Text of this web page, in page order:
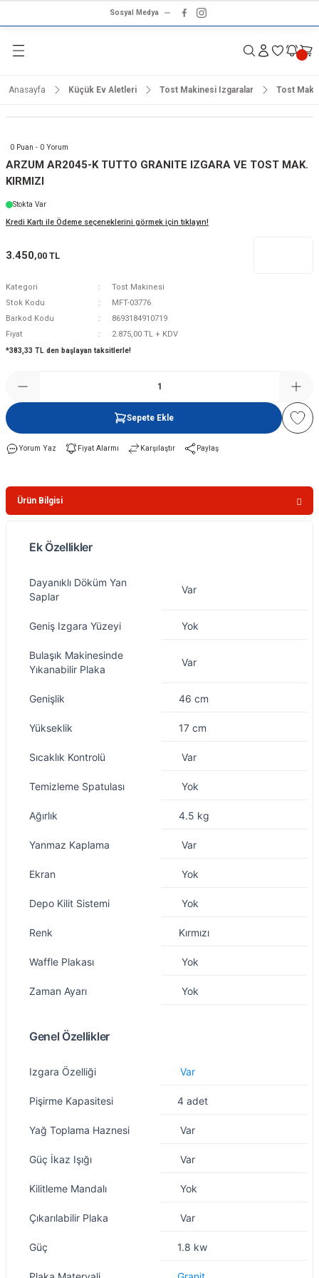
Sosyal Medya
Geri Dön
Geri Dön
Geri Dön
Ürünleri
Geri Dön
& Ses Sistemleri
Geri Dön
Geri Dön
Geri Dön
Anasayfa Küçük Ev Aletleri Tost Makinesi Izgaralar Tost
0 Puan - 0 Yorum
ARZUM AR2045-K TUTTO GRANITE IZGARA VE TOST MAK.
KIRMIZI
Stokta Var
Kredi Kartı ile Ödeme seçeneklerini görmek için tıklayın!
3.450,00 TL
Kategori
Tost Makinesi
Stok Kodu
MFT-03776
Barkod Kodu
8693184910719
Fiyat
2.875,00 TL + KDV
*383,33 TL den başlayan taksitlerle!
Sepete Ekle
Yorum Yaz Fiyat Alarmı Karşılaştır Paylaş
Ürün Bilgisi
Ek Özellikler
ÖzellikDeğer
Dayanıklı Döküm Yan
Saplar
Var
Geniş Izgara Yüzeyi Yok
Bulaşık Makinesinde
Yıkanabilir Plaka
Var
Genişlik 46 cm
Yükseklik 17 cm
Sıcaklık Kontrolü Var
Temizleme Spatulası Yok
Ağırlık 4.5 kg
Yanmaz Kaplama Var
Ekran Yok
Depo Kilit Sistemi Yok
Renk Kırmızı
Waffle Plakası Yok
Zaman Ayarı Yok
Genel Özellikler
Özellik Değer
Izgara Özelliği Var
Pişirme Kapasitesi 4 adet
Yağ Toplama Haznesi Var
Güç İkaz Işığı Var
Kilitleme Mandalı Yok
Çıkarılabilir Plaka Var
Güç 1.8 kw